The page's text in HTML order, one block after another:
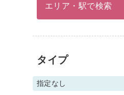
エリア・駅で検索
タイプ
指定なし